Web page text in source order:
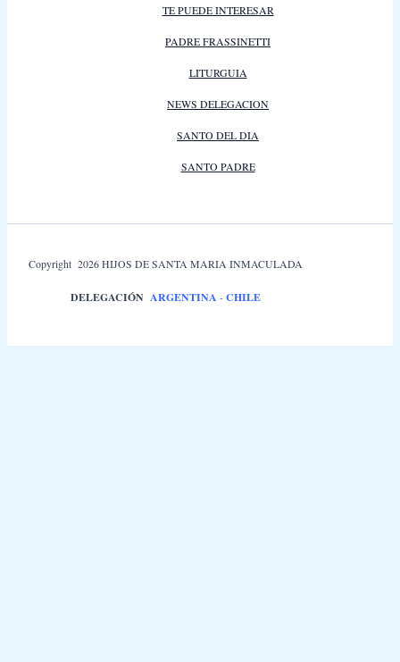
TE PUEDE INTERESAR
PADRE FRASSINETTI
LITURGUIA
NEWS DELEGACION
SANTO DEL DIA
SANTO PADRE
Copyright 2026 HIJOS DE SANTA MARIA INMACULADA
DELEGACIÓN ARGENTINA -CHILE